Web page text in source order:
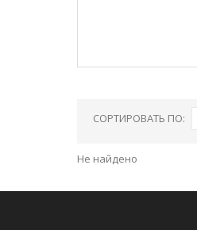
СОРТИРОВАТЬ ПО:
Не найдено